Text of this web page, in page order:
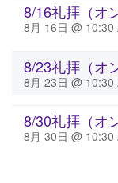
8/16礼拝（オ
8月 16日 @ 10:30
8/23礼拝（オ
8月 23日 @ 10:30
8/30礼拝（オ
8月 30日 @ 10:30